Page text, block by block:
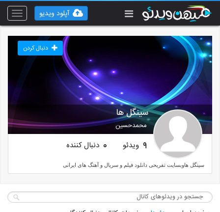
Toggle
آپلود ویدیو
سینگل ها
محمدحسین
دنبال کردن
9 ویدئو 0 دنبال کننده
سینگل هاوبسایت تفریحی دانلود فیلم و سریال و آهنگ های ایرانی